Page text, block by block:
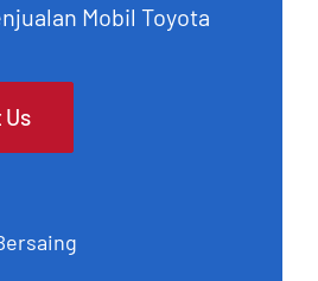
Mobil Toyota